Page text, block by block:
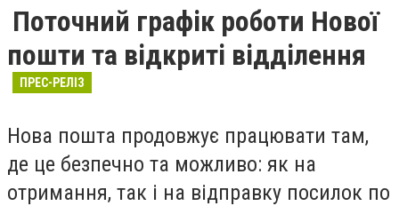
Поточний графік роботи Нової
пошти та відкриті відділення
ПРЕС-РЕЛІЗ
Нова пошта продовжує працювати там,
де це безпечно та можливо: як на
отримання, так і на відправку посилок по